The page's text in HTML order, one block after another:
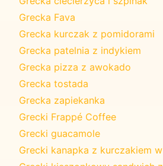
Grecka Fava
Grecka kurczak z pomidorami
Grecka patelnia z indykiem
Grecka pizza z awokado
Grecka tostada
Grecka zapiekanka
Grecki Frappé Coffee
Grecki guacamole
Grecki kanapka z kurczakiem